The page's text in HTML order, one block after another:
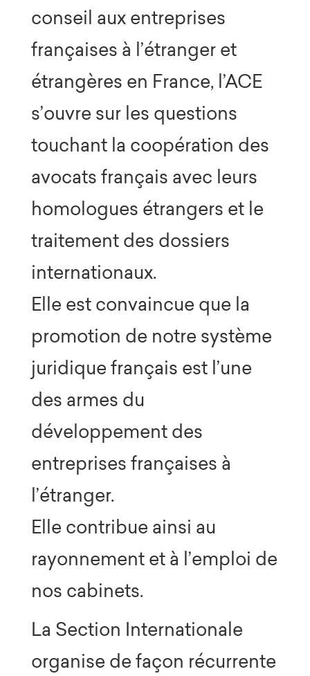
conseil aux entreprises
françaises à l’étranger et
étrangères en France, l’ACE
s’ouvre sur les questions
touchant la coopération des
avocats français avec leurs
homologues étrangers et le
traitement des dossiers
internationaux.
Elle est convaincue que la
promotion de notre système
juridique français est l’une
des armes du
développement des
entreprises françaises à
l’étranger.
Elle contribue ainsi au
rayonnement et à l’emploi de
nos cabinets.
La Section Internationale
organise de façon récurrente